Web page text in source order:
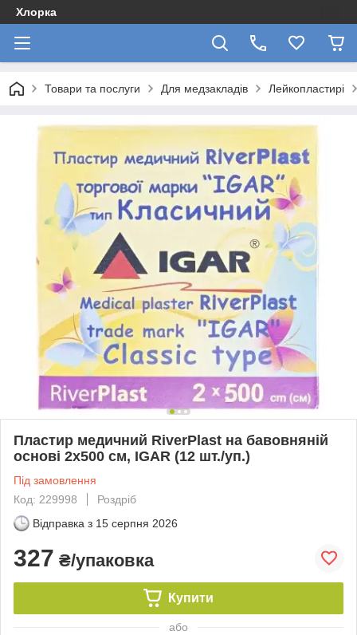
Хлорка
Товари та послуги Для медзакладів Лейкопластирі
Пластир медичний RiverPlast на бавовняній
основі 2х500 см, IGAR (12 шт./уп.)
Під замовлення
Код: 229998
Роздріб
Відправка з 15 серпня 2026
327 ₴/упаковка
Купити
або